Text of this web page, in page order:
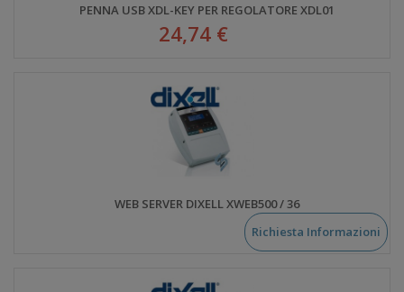
PENNA USB XDL-KEY PER REGOLATORE XDL01
24,74 €
WEB SERVER DIXELL XWEB500 / 36
Richiesta Informazioni